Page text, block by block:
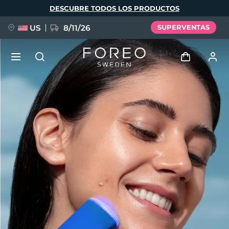
DESCUBRE TODOS LOS PRODUCTOS
US 8/11/26 SUPERVENTAS
Iniciar sesión
Perfil de usuario
Mis dispositivos
Mis pedidos
Mis direcciones
Mis suscripciones
NUEVO
FAQ™ Pure Beauty-Tech Elixir
BREAKING NEWS
issa™ Teeth Whitening Set
Idioma
English Deutsch
Español
Français
Português
Polski
Русский
Türkçe
简体中文 繁體中文